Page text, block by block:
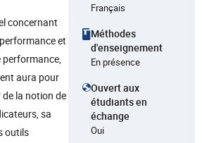
concernant
et
performance,
aura pour
la notion de
sa
outils
Français
Méthodes
d'enseignement
En présence
Ouvert aux
étudiants en
échange
Oui